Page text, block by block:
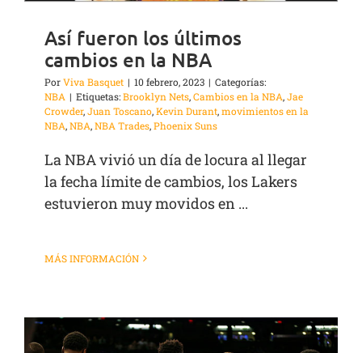
Así fueron los últimos
cambios en la NBA
PorViva Basquet | 10 febrero, 2023 | Categorías:
NBA | Etiquetas:Brooklyn Nets,Cambios en la NBA,Jae
Crowder,Juan Toscano,Kevin Durant,movimientos en la
NBA,NBA,NBA Trades,Phoenix Suns
La NBA vivió un día de locura al llegar
la fecha límite de cambios, los Lakers
estuvieron muy movidos en ...
MÁS INFORMACIÓN